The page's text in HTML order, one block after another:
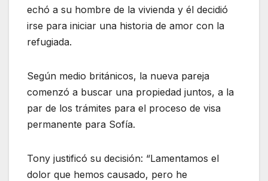
echó a su hombre de la vivienda y él decidió
irse para iniciar una historia de amor con la
refugiada.
Según medio británicos, la nueva pareja
comenzó a buscar una propiedad juntos, a la
par de los trámites para el proceso de visa
permanente para Sofía.
Tony justificó su decisión: “Lamentamos el
dolor que hemos causado, pero he